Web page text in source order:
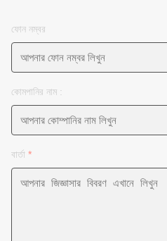
ফোন নম্বর
কোমপানির নাম :
বার্তা *